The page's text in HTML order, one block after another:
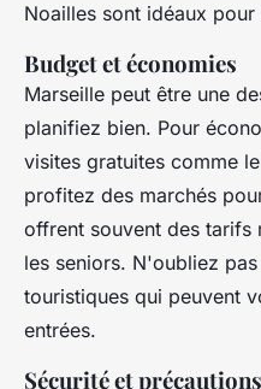
Noailles sont idéaux
Budget et économies
Marseille peut être une
planifiez bien. Pour
visites gratuites comme
profitez des marchés
offrent souvent des tarifs
les seniors. N'oubliez
touristiques qui peuvent
entrées.
Sécurité et précautions